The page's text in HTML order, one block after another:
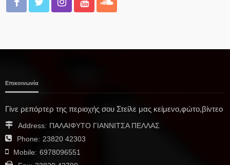
Επικοινωνία
Γίνε ρεπόρτερ της περιοχής σου Στείλε μας κείμενο,φώτο,βίντεο
Address: ΠΑΛΑΙΦΥΤΟ ΓΙΑΝΝΙΤΣΑ ΠΕΛΛΑΣ
Phone: 23820 42303
Mobile: 6978096551